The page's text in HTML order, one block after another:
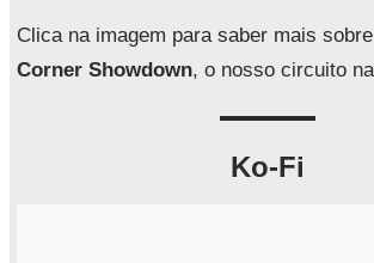
a
Clica na imagem para saber mais
Corner Showdown, o nosso circuito
Ko-Fi